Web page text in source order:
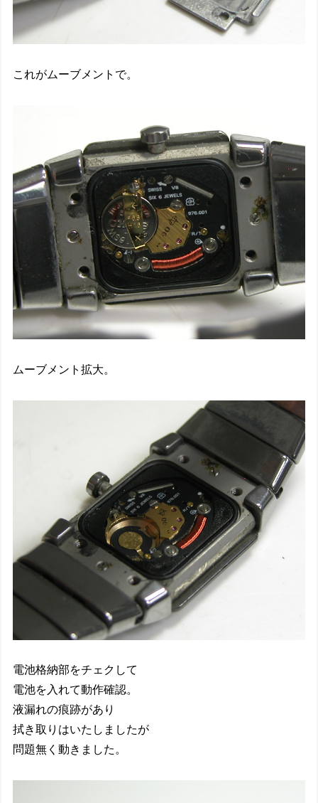
これがムーブメントで。
ムーブメント拡大。
電池格納部をチェクして
電池を入れて動作確認。
液漏れの痕跡があり
拭き取りはいたしましたが
問題無く動きました。